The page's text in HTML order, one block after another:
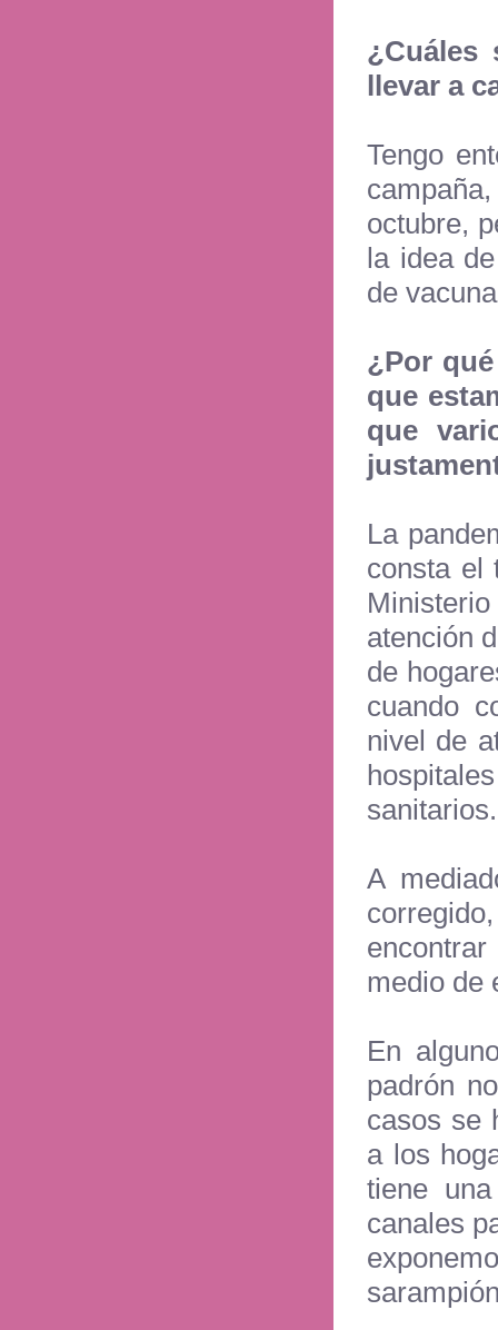
¿Cuáles
llevar a
Tengo
octubre,
la idea
de
¿Por
que
que
La
consta el
atención
de
cuando
nivel de
sanitarios.
A
medio de
En
padrón
casos se
a los
tiene
canales